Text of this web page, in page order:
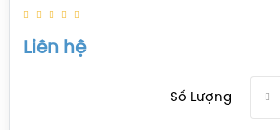
Liên hệ
Số Lượng